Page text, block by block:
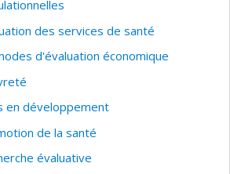
des services de santé
d'évaluation économique
en développement
de la santé
évaluative